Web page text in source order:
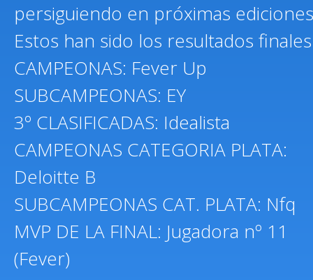
persiguiendo en próximas ediciones
Estos han sido los resultados
CAMPEONAS: Fever Up
SUBCAMPEONAS: EY
3º CLASIFICADAS: Idealista
CAMPEONAS CATEGORIA PLATA:
Deloitte B
SUBCAMPEONAS CAT. PLATA: Nfq
MVP DE LA FINAL: Jugadora nº 11
(Fever)